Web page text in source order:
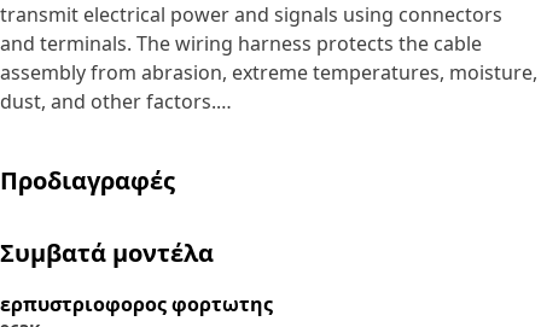
transmit electrical power and signals using connectors
and terminals. The wiring harness protects the cable
assembly from abrasion, extreme temperatures, moisture,
dust, and other factors.
• Provided with standardized connectors and color-coded
electrical issues
• Provided with braided sheathing to reduce insulation
wear and deterioration
Προδιαγραφές
Συμβατά μοντέλα
ερπυστριοφορος φορτωτης